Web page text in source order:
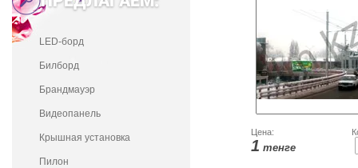
LED-борд
Билборд
Брандмауэр
Видеопанель
Крышная установка
Пилон
Цена:
1 тенге